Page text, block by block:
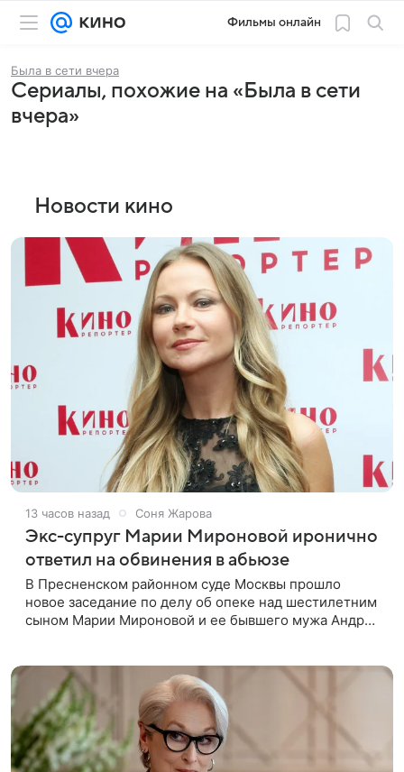
Фильмы онлайн
Была в сети вчера
Сериалы, похожие на «Была в сети
вчера»
Новости кино
13 часов назад Соня Жарова
Экс-супруг Марии Мироновой иронично
ответил на обвинения в абьюзе
В Пресненском районном суде Москвы прошло
новое заседание по делу об опеке над шестилетним
сыном Марии Мироновой и ее бывшего мужа Андрея